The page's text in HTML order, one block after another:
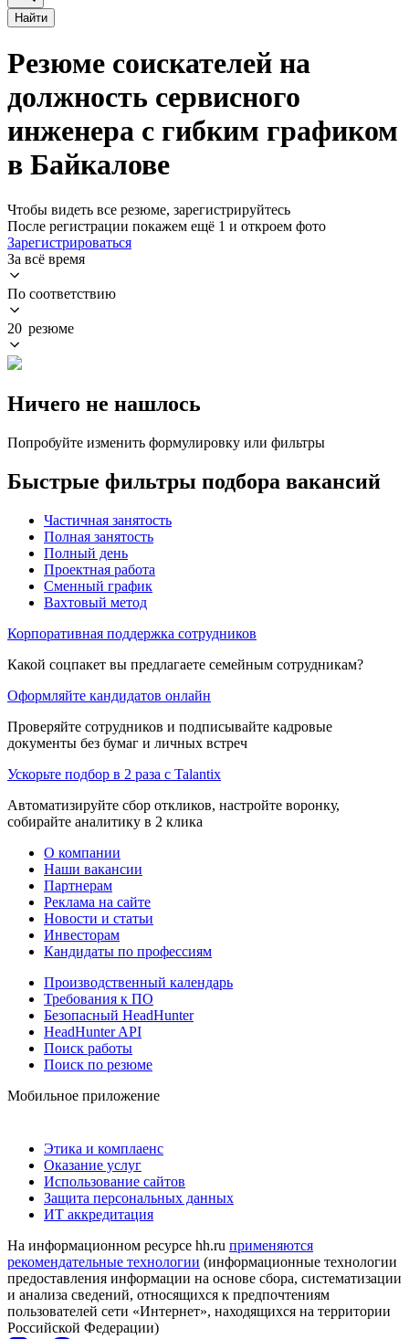
Найти
Резюме соискателей на
должность сервисного
инженера с гибким графиком
в Байкалове
Чтобы видеть все резюме, зарегистрируйтесь
После регистрации покажем ещё 1 и откроем фото
Зарегистрироваться
За всё время
По соответствию
20 резюме
Ничего не нашлось
Попробуйте изменить формулировку или фильтры
Быстрые фильтры подбора вакансий
Частичная занятость
Полная занятость
Полный день
Проектная работа
Сменный график
Вахтовый метод
Корпоративная поддержка сотрудников
Какой соцпакет вы предлагаете семейным сотрудникам?
Оформляйте кандидатов онлайн
Проверяйте сотрудников и подписывайте кадровые
документы без бумаг и личных встреч
Ускорьте подбор в 2 раза с Talantix
Автоматизируйте сбор откликов, настройте воронку,
собирайте аналитику в 2 клика
О компании
Наши вакансии
Партнерам
Реклама на сайте
Новости и статьи
Инвесторам
Кандидаты по профессиям
Производственный календарь
Требования к ПО
Безопасный HeadHunter
HeadHunter API
Поиск работы
Поиск по резюме
Мобильное приложение
Этика и комплаенс
Оказание услуг
Использование сайтов
Защита персональных данных
ИТ аккредитация
На информационном ресурсе hh.ru применяются
рекомендательные технологии (информационные технологии
предоставления информации на основе сбора, систематизации
и анализа сведений, относящихся к предпочтениям
пользователей сети «Интернет», находящихся на территории
Российской Федерации)